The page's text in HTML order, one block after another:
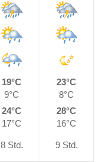
19°C
9°C
23°C
8°C
24°C
17°C
28°C
16°C
8 Std. 9 Std.